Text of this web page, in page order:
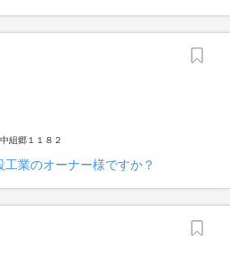
組郷１１８２
業のオーナー様ですか？